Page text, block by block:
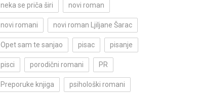
neka se priča širi novi roman
novi romani novi roman Ljiljane Šarac
Opet sam te sanjao pisac pisanje
pisci porodični romani PR
Preporuke knjiga psihološki romani